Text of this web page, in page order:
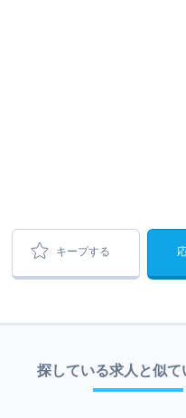
キープする
探している求人と似て